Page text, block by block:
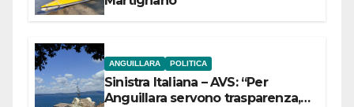
ANGUILLARA POLITICA
Sinistra Italiana – AVS: “Per
Anguillara servono trasparenza,